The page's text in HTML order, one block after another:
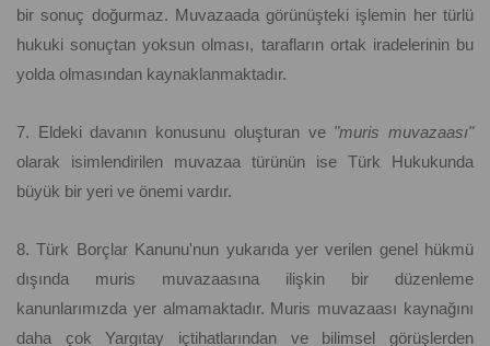
bir sonuç doğurmaz. Muvazaada görünüşteki işlemin her türlü
hukuki sonuçtan yoksun olması, tarafların ortak iradelerinin bu
yolda olmasından kaynaklanmaktadır.
7. Eldeki davanın konusunu oluşturan ve "muris muvazaası"
olarak isimlendirilen muvazaa türünün ise Türk Hukukunda
büyük bir yeri ve önemi vardır.
8. Türk Borçlar Kanunu'nun yukarıda yer verilen genel hükmü
dışında muris muvazaasına ilişkin bir düzenleme
kanunlarımızda yer almamaktadır. Muris muvazaası kaynağını
daha çok Yargıtay içtihatlarından ve bilimsel görüşlerden